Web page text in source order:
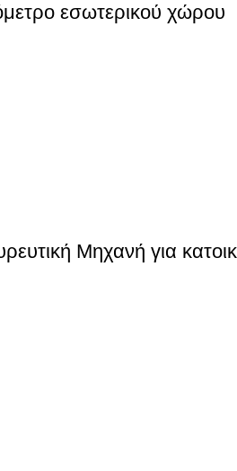
εσωτερικού χώρου
Μηχανή για